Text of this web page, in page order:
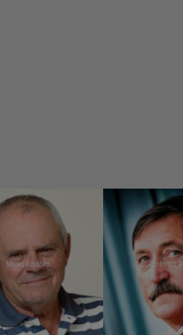
Milan Kňažko Antonín